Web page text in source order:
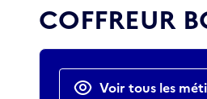
COFFREUR
Actions rapides
Voir tous les